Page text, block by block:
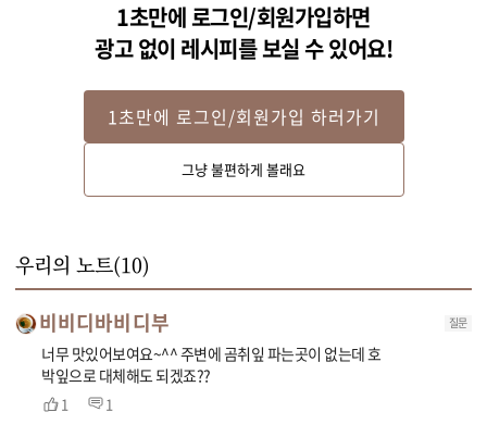
돼지고기는 양념에 30분간 재운 후 달군 팬에 넣고 물이없어질 때까지 볶아주
1초만에 로그인/회원가입하면
광고 없이 레시피를 보실 수 있어요!
1초만에 로그인/회원가입 하러가기
그냥 불편하게 볼래요
우리의 노트(10)
비비디바비디부 질문
너무 맛있어보여요~^^ 주변에 곰취잎 파는곳이 없는데 호
박잎으로 대체해도 되겠죠??
1 1